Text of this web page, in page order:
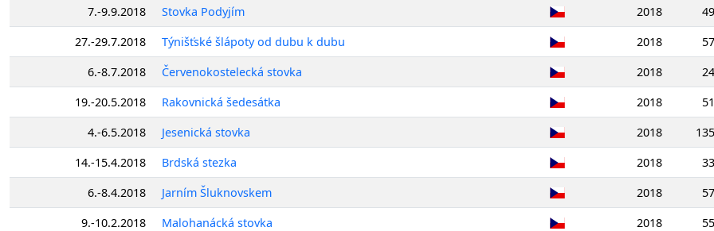
7.-9.9.2018
Stovka Podyjím 2018
49
27.-29.7.2018
Týnišťské šlápoty od dubu k dubu 2018
57
6.-8.7.2018
Červenokostelecká stovka 2018
24
19.-20.5.2018
Rakovnická šedesátka 2018
51
4.-6.5.2018
Jesenická stovka 2018
135
14.-15.4.2018
Brdská stezka 2018
33
6.-8.4.2018
Jarním Šluknovskem 2018
57
9.-10.2.2018
Malohanácká stovka 2018
55